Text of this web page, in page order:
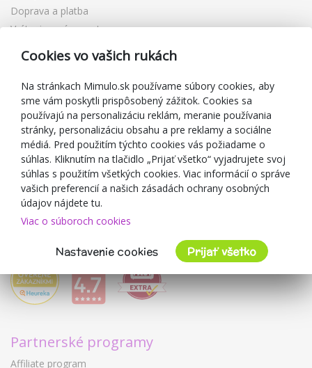
Doprava a platba
Vrátenie a výmena tovaru
Reklamácia
Darčekové poukážky
Zľavové kupóny
Blog
O predajcovi
Mimulo.sk
Obchodné podmienky
Ochrana osobných údajov GDPR
Kontakty
Spolupracujeme
Partnerské programy
Affiliate program
Cookies vo vašich rukách
Na stránkach Mimulo.sk používame súbory cookies, aby
sme vám poskytli prispôsobený zážitok. Cookies sa
používajú na personalizáciu reklám, meranie používania
stránky, personalizáciu obsahu a pre reklamy a sociálne
médiá. Pred použitím týchto cookies vás požiadame o
súhlas. Kliknutím na tlačidlo „Prijať všetko“ vyjadrujete svoj
súhlas s použitím všetkých cookies. Viac informácií o správe
vašich preferencií a našich zásadách ochrany osobných
údajov nájdete tu.
Viac o súboroch cookies
Nastavenie cookies Prijať všetko